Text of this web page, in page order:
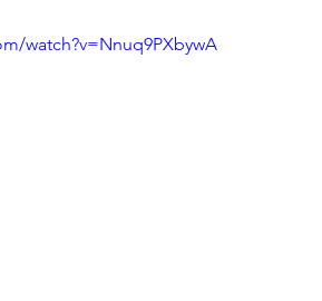
watch?v=Nnuq9PXbywA